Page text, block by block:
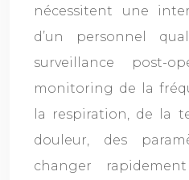
nécessitent une
d’un personnel
surveillance post-
monitoring de la
la respiration, de la
douleur, des
changer